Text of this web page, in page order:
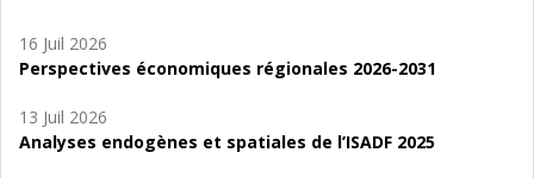
16 Juil 2026
Perspectives économiques régionales 2026-2031
13 Juil 2026
Analyses endogènes et spatiales de l’ISADF 2025